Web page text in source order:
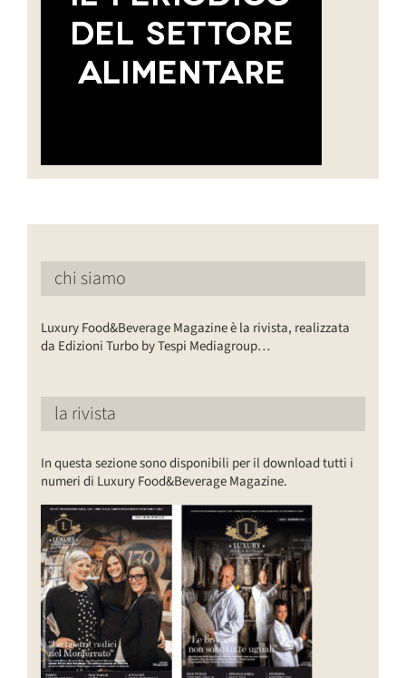
chi siamo
Luxury Food&Beverage Magazine è la rivista, realizzata
da Edizioni Turbo by Tespi Mediagroup…
la rivista
In questa sezione sono disponibili per il download tutti i
numeri di Luxury Food&Beverage Magazine.